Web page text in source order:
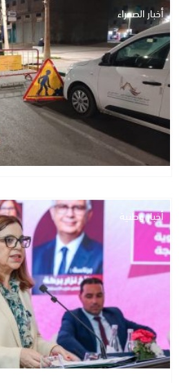
أخبار الصحراء
أخبار وطنية